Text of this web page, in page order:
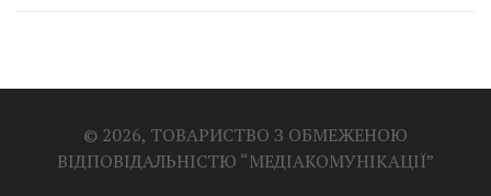
© 2026, ТОВАРИСТВО З ОБМЕЖЕНОЮ
ВІДПОВІДАЛЬНІСТЮ “МЕДІАКОМУНІКАЦІЇ”